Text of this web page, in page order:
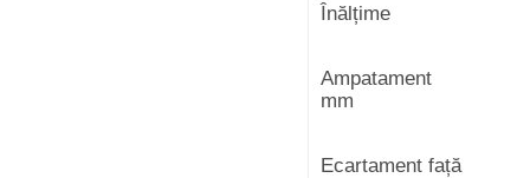
Ampatament
mm
Ecartament față